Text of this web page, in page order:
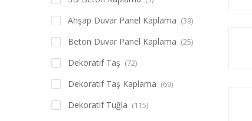
Ahşap Duvar Panel Kaplama (39)
Beton Duvar Panel Kaplama (25)
Dekoratif Taş (72)
Dekoratif Taş Kaplama (69)
Dekoratif Tuğla (115)